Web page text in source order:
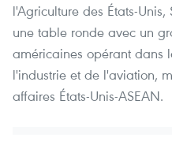
l'Agriculture des États-
une table ronde avec un
américaines opérant dans
l'industrie et de l'aviation,
affaires États-Unis-ASEAN.